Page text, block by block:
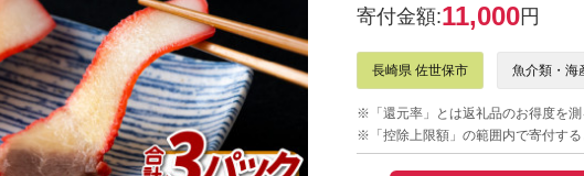
寄付金額:11,000円
長崎県 佐世保市 魚介類・海
※「還元率」とは返礼品のお得度を測
※「控除上限額」の範囲内で寄付す